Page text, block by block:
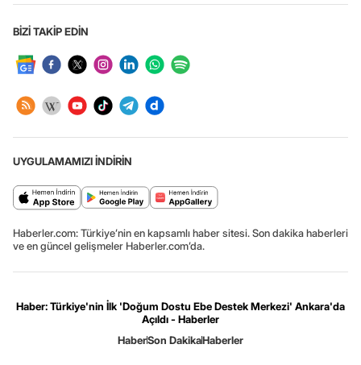
BİZİ TAKİP EDİN
UYGULAMAMIZI İNDİRİN
Haberler.com: Türkiye’nin en kapsamlı haber sitesi. Son dakika haberleri
ve en güncel gelişmeler Haberler.com’da.
Haber: Türkiye'nin İlk 'Doğum Dostu Ebe Destek Merkezi' Ankara'da
Açıldı - Haberler
HaberSon DakikaHaberler